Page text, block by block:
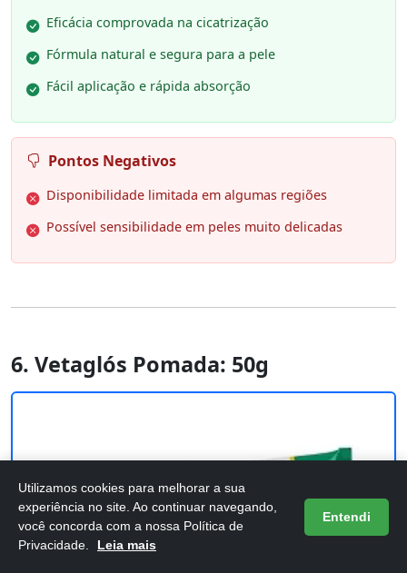
Eficácia comprovada na cicatrização
Fórmula natural e segura para a pele
Fácil aplicação e rápida absorção
Pontos Negativos
Disponibilidade limitada em algumas regiões
Possível sensibilidade em peles muito delicadas
6. Vetaglós Pomada: 50g
Utilizamos cookies para melhorar a sua
experiência no site. Ao continuar navegando,
você concorda com a nossa Política de
Privacidade.
Leia mais
Entendi